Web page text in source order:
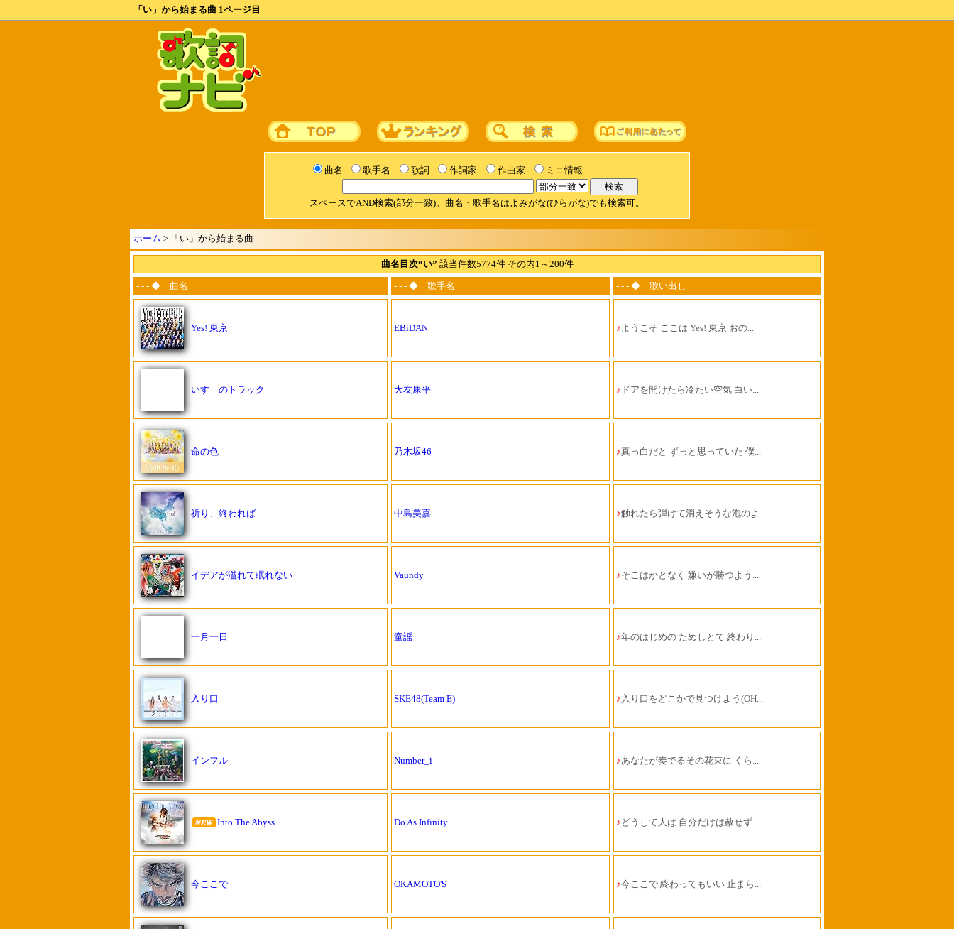
「い」から始まる曲 1ページ目
曲名 歌手名 歌詞 作詞家 作曲家 ミニ情報
スペースでAND検索(部分一致)。曲名・歌手名はよみがな(ひらがな)でも検索可。
ホーム > 「い」から始まる曲
曲名目次“い” 該当件数5774件 その内1～200件
- - - ◆ 曲名 - - - ◆ 歌手名 - - - ◆ 歌い出し
Yes! 東京 EBiDAN ♪ようこそ ここは Yes! 東京 おの...
いすゞのトラック 大友康平 ♪ ドアを開けたら冷たい空気 白い...
命の色 乃木坂46 ♪真っ白だと ずっと思っていた 僕...
祈り、終われば 中島美嘉 ♪触れたら弾けて消えそうな泡のよ...
イデアが溢れて眠れない Vaundy ♪そこはかとなく 嫌いが勝つよう...
一月一日 童謡 ♪年のはじめの ためしとて 終わり...
入り口 SKE48(Team E) ♪ 入り口をどこかで見つけよう(OH...
インフル Number_i ♪あなたが奏でるその花束に くら...
Into The Abyss Do As Infinity ♪ どうして人は 自分だけは赦せず...
今ここで OKAMOTO'S ♪今ここで 終わってもいい 止まら...